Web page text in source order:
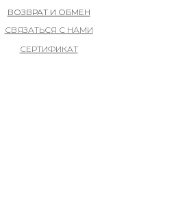
ВОЗВРАТ И ОБМЕН
СВЯЗАТЬСЯ С НАМИ
СЕРТИФИКАТ